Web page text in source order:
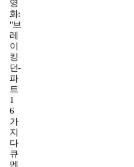
영
화:
"브
레
이
킹
던-
파
트
1
6
가
지
다
큐
멘